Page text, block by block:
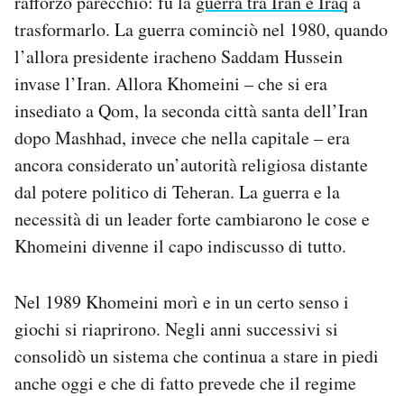
trasformarlo. La guerra cominciò nel 1980, quando
l’allora presidente iracheno Saddam Hussein
invase l’Iran. Allora Khomeini – che si era
insediato a Qom, la seconda città santa dell’Iran
dopo Mashhad, invece che nella capitale – era
ancora considerato un’autorità religiosa distante
dal potere politico di Teheran. La guerra e la
necessità di un leader forte cambiarono le cose e
Khomeini divenne il capo indiscusso di tutto.
Nel 1989 Khomeini morì e in un certo senso i
giochi si riaprirono. Negli anni successivi si
consolidò un sistema che continua a stare in piedi
anche oggi e che di fatto prevede che il regime